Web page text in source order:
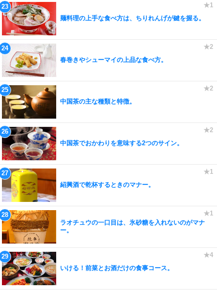
麺料理の上手な食べ方は、ちりれんげが鍵を握る。
春巻きやシューマイの上品な食べ方。
中国茶の主な種類と特徴。
中国茶でおかわりを意味する2つのサイン。
紹興酒で乾杯するときのマナー。
ラオチュウの一口目は、氷砂糖を入れないのがマナ
ー。
いける！前菜とお酒だけの食事コース。